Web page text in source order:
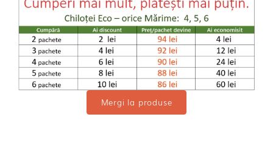
Mergi la produse